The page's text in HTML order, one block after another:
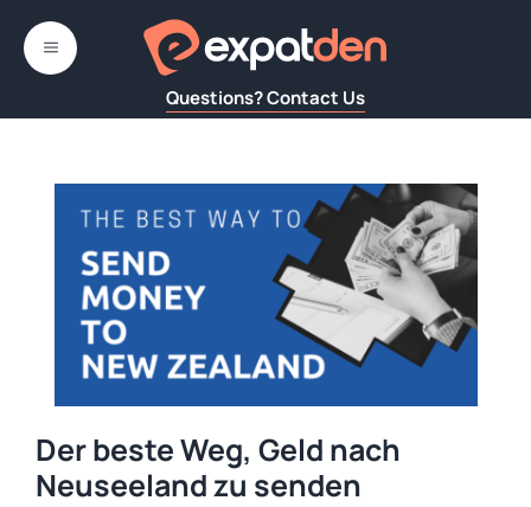
Inhalt
springen
Questions? Contact Us
MENÜ
Der beste Weg, Geld nach
Neuseeland zu senden